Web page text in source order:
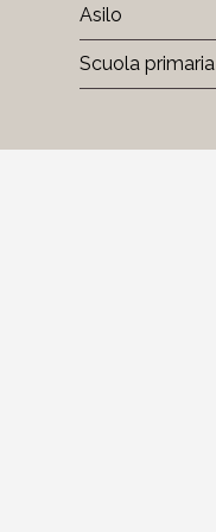
Asilo
Scuola primaria